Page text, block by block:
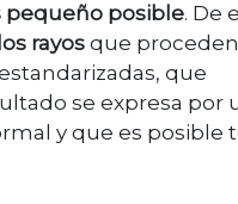
pequeño posible. De
rayosque
que
se expresa por
y que es posible